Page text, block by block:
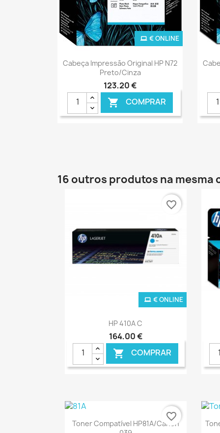
Ver+
Cabeça Impressão Original HP N72
Preto/Cinza
123,20 €
 COMPRAR
€ ONLINE
16 outros produtos na mesma
Ver+
HP 410A C
164,00 €
 COMPRAR
€ ONLINE
favorite_border
Ver+
Toner Compatível HP81A/Canon
favorite_border